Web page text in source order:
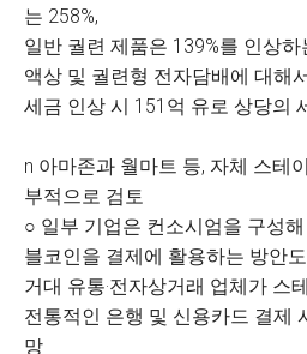
는 258%,
일반 궐련 제품은 139%를 인상하
액상 및 궐련형 전자담배에 대해
세금 인상 시 151억 유로 상당의
n 아마존과 월마트 등, 자체 스테
부적으로 검토
○ 일부 기업은 컨소시엄을 구성
블코인을 결제에 활용하는 방안
거대 유통·전자상거래 업체가 스
전통적인 은행 및 신용카드 결제
망